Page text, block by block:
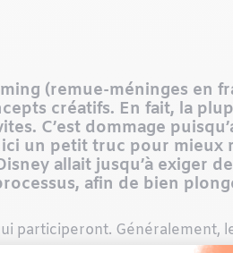
(remue-méninges en
créatifs. En fait, la
C’est dommage
un petit truc pour mieux
allait jusqu’à exiger
afin de bien
participeront.